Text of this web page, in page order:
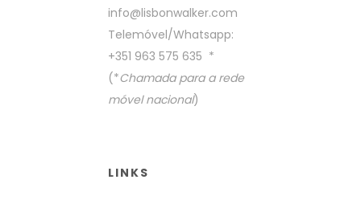
info@lisbonwalker.com
Telemóvel/Whatsapp:
+351 963 575 635 *
(*Chamada para a rede
móvel nacional)
LINKS